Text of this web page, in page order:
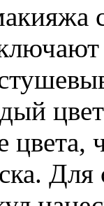
цвета,